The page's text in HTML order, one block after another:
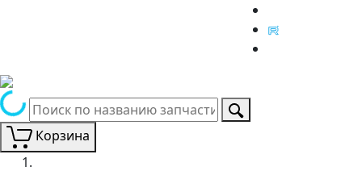
Корзина